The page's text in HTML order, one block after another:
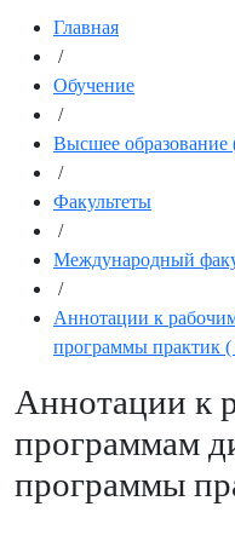
Главная
/
Обучение
/
Высшее образование
/
Факультеты
/
Международный
/
Аннотации к
программы
Аннотации к
программам
программы